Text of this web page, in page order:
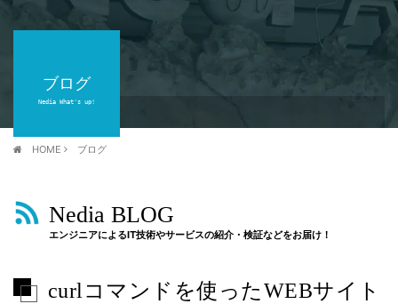
ブログ
Nedia What's up!
HOME ブログ
Nedia BLOG
エンジニアによるIT技術やサービスの紹介・検証などをお届け！
curlコマンドを使ったWEBサイト